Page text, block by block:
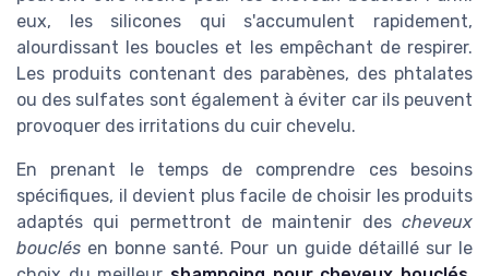
eux, les silicones qui s'accumulent rapidement,
alourdissant les boucles et les empêchant de respirer.
Les produits contenant des parabènes, des phtalates
ou des sulfates sont également à éviter car ils peuvent
provoquer des irritations du cuir chevelu.
En prenant le temps de comprendre ces besoins
spécifiques, il devient plus facile de choisir les produits
adaptés qui permettront de maintenir des cheveux
bouclés en bonne santé. Pour un guide détaillé sur le